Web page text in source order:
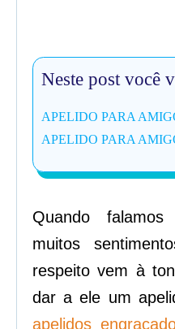
Neste post você
APELIDO PARA
APELIDO PARA
Quando
muitos
respeito vem à
dar a ele um
apelidos